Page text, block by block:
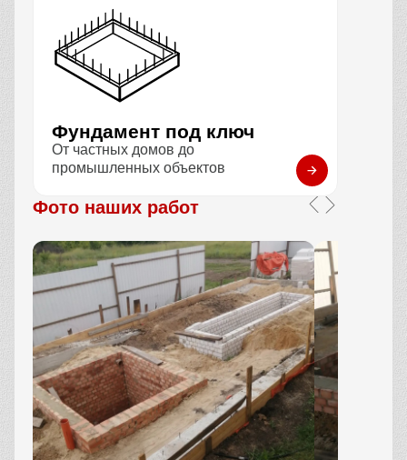
Фундамент под ключ
От частных домов до
промышленных объектов
Фото наших работ